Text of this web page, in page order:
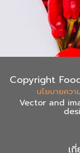
Copyright
นโยบายคว
Vector and
เ